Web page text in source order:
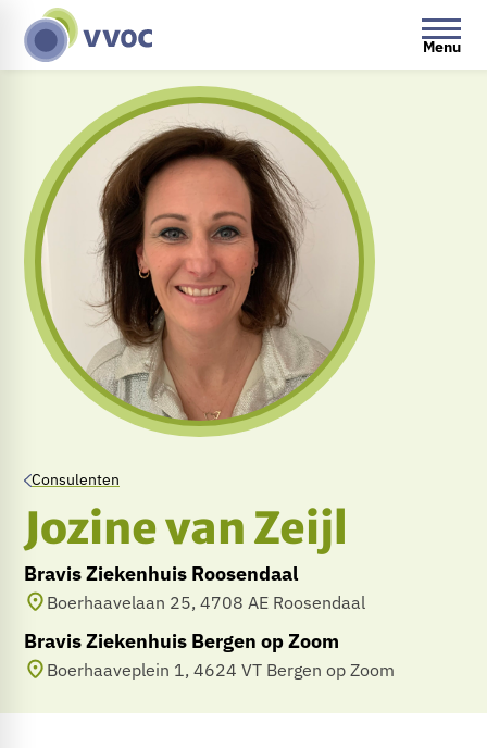
Menu
Consulenten
Jozine van Zeijl
Bravis Ziekenhuis Roosendaal
Boerhaavelaan 25, 4708 AE Roosendaal
Bravis Ziekenhuis Bergen op Zoom
Boerhaaveplein 1, 4624 VT Bergen op Zoom